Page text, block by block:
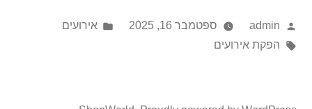
בחשבון
Posted
by
admin ספטמבר 16, 2025
Posted
אירועים
Tags:
הפקת אירועים